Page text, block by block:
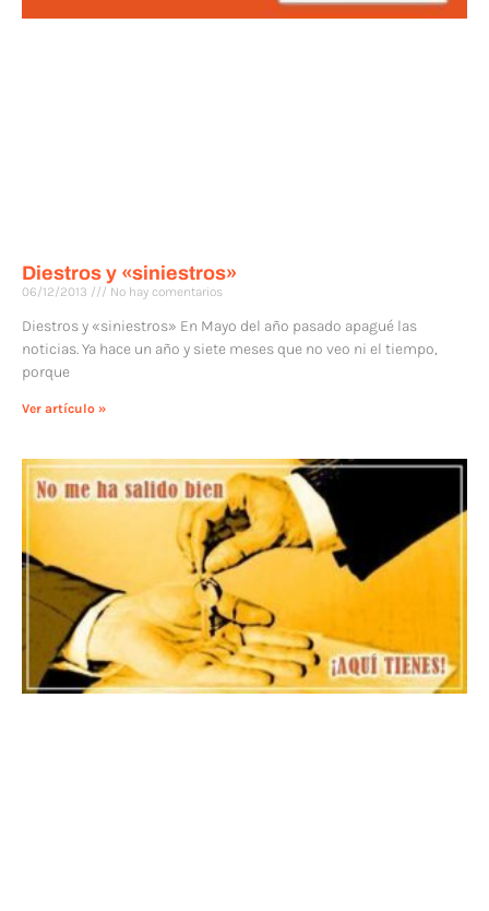
Diestros y «siniestros»
06/12/2013 No hay comentarios
Diestros y «siniestros» En Mayo del año pasado apagué las
noticias. Ya hace un año y siete meses que no veo ni el tiempo,
porque
Ver artículo »